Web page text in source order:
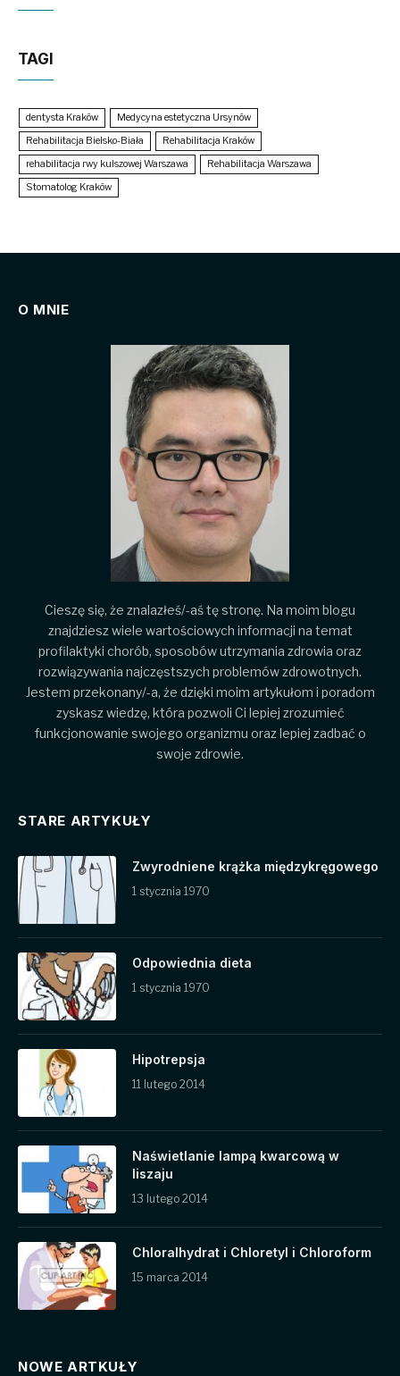
TAGI
dentysta Kraków
Medycyna estetyczna Ursynów
Rehabilitacja Bielsko-Biała
Rehabilitacja Kraków
rehabilitacja rwy kulszowej Warszawa
Rehabilitacja Warszawa
Stomatolog Kraków
O MNIE
Cieszę się, że znalazłeś/-aś tę stronę. Na moim blogu
znajdziesz wiele wartościowych informacji na temat
profilaktyki chorób, sposobów utrzymania zdrowia oraz
rozwiązywania najczęstszych problemów zdrowotnych.
Jestem przekonany/-a, że dzięki moim artykułom i poradom
zyskasz wiedzę, która pozwoli Ci lepiej zrozumieć
funkcjonowanie swojego organizmu oraz lepiej zadbać o
swoje zdrowie.
STARE ARTYKUŁY
Zwyrodniene krążka międzykręgowego
1 stycznia 1970
Odpowiednia dieta
1 stycznia 1970
Hipotrepsja
11 lutego 2014
Naświetlanie lampą kwarcową w
liszaju
13 lutego 2014
Chloralhydrat i Chloretyl i Chloroform
15 marca 2014
NOWE ARTKUŁY